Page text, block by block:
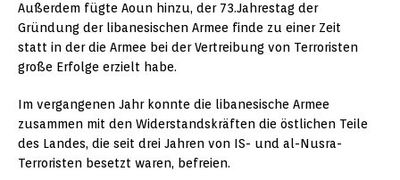
Außerdem fügte Aoun hinzu, der 73.Jahrestag der
Gründung der libanesischen Armee finde zu einer Zeit
statt in der die Armee bei der Vertreibung von Terroristen
große Erfolge erzielt habe.
Im vergangenen Jahr konnte die libanesische Armee
zusammen mit den Widerstandskräften die östlichen Teile
des Landes, die seit drei Jahren von IS- und al-Nusra-
Terroristen besetzt waren, befreien.